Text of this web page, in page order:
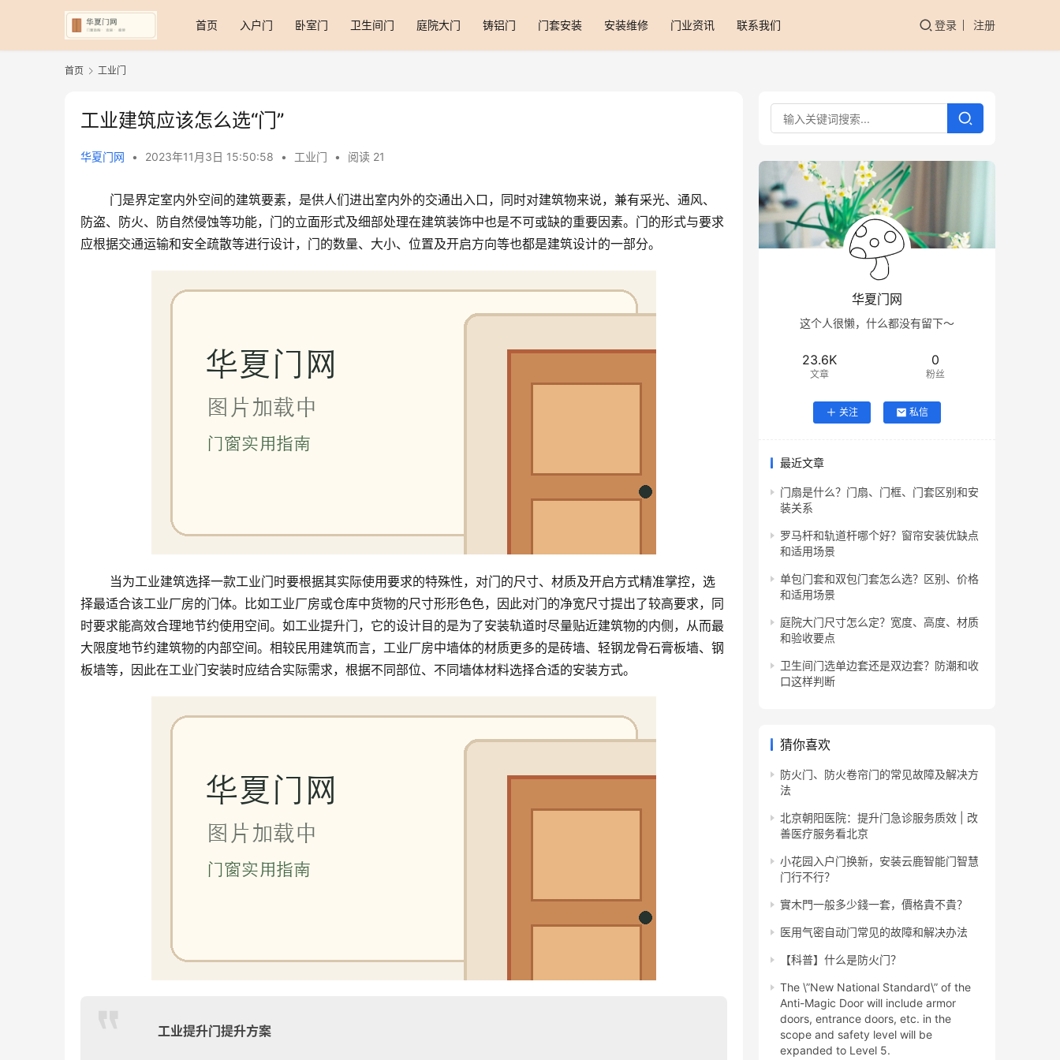
首页 入户门 卧室门 卫生间门 庭院大门 铸铝门 门套安装 安装维修 门业资讯 联系我们 登录 注册
首页 工业门
工业建筑应该怎么选“门”
华夏门网 • 2023年11月3日 15:50:58 • 工业门 • 阅读 21
防盗、防火、防自然侵蚀等功能，门的立面形式及细部处理在建筑装饰中也是不可或缺的重要因素。门的形式与要求
应根据交通运输和安全疏散等进行设计，门的数量、大小、位置及开启方向等也都是建筑设计的一部分。
择最适合该工业厂房的门体。比如工业厂房或仓库中货物的尺寸形形色色，因此对门的净宽尺寸提出了较高要求，同
时要求能高效合理地节约使用空间。如工业提升门，它的设计目的是为了安装轨道时尽量贴近建筑物的内侧，从而最
大限度地节约建筑物的内部空间。相较民用建筑而言，工业厂房中墙体的材质更多的是砖墙、轻钢龙骨石膏板墙、钢
板墙等，因此在工业门安装时应结合实际需求，根据不同部位、不同墙体材料选择合适的安装方式。
工业提升门提升方案
华夏门网
这个人很懒，什么都没有留下～
23.6K
文章
0
粉丝
关注 私信
最近文章
门扇是什么？门扇、门框、门套区别和安
装关系
罗马杆和轨道杆哪个好？窗帘安装优缺点
和适用场景
单包门套和双包门套怎么选？区别、价格
和适用场景
庭院大门尺寸怎么定？宽度、高度、材质
和验收要点
卫生间门选单边套还是双边套？防潮和收
口这样判断
猜你喜欢
防火门、防火卷帘门的常见故障及解决方
法
北京朝阳医院：提升门急诊服务质效 | 改
善医疗服务看北京
小花园入户门换新，安装云鹿智能门智慧
门行不行？
實木門一般多少錢一套，價格貴不貴？
医用气密自动门常见的故障和解决办法
【科普】什么是防火门？
The \”New National Standard\” of the
Anti-Magic Door will include armor
doors, entrance doors, etc. in the
scope and safety level will be
expanded to Level 5.